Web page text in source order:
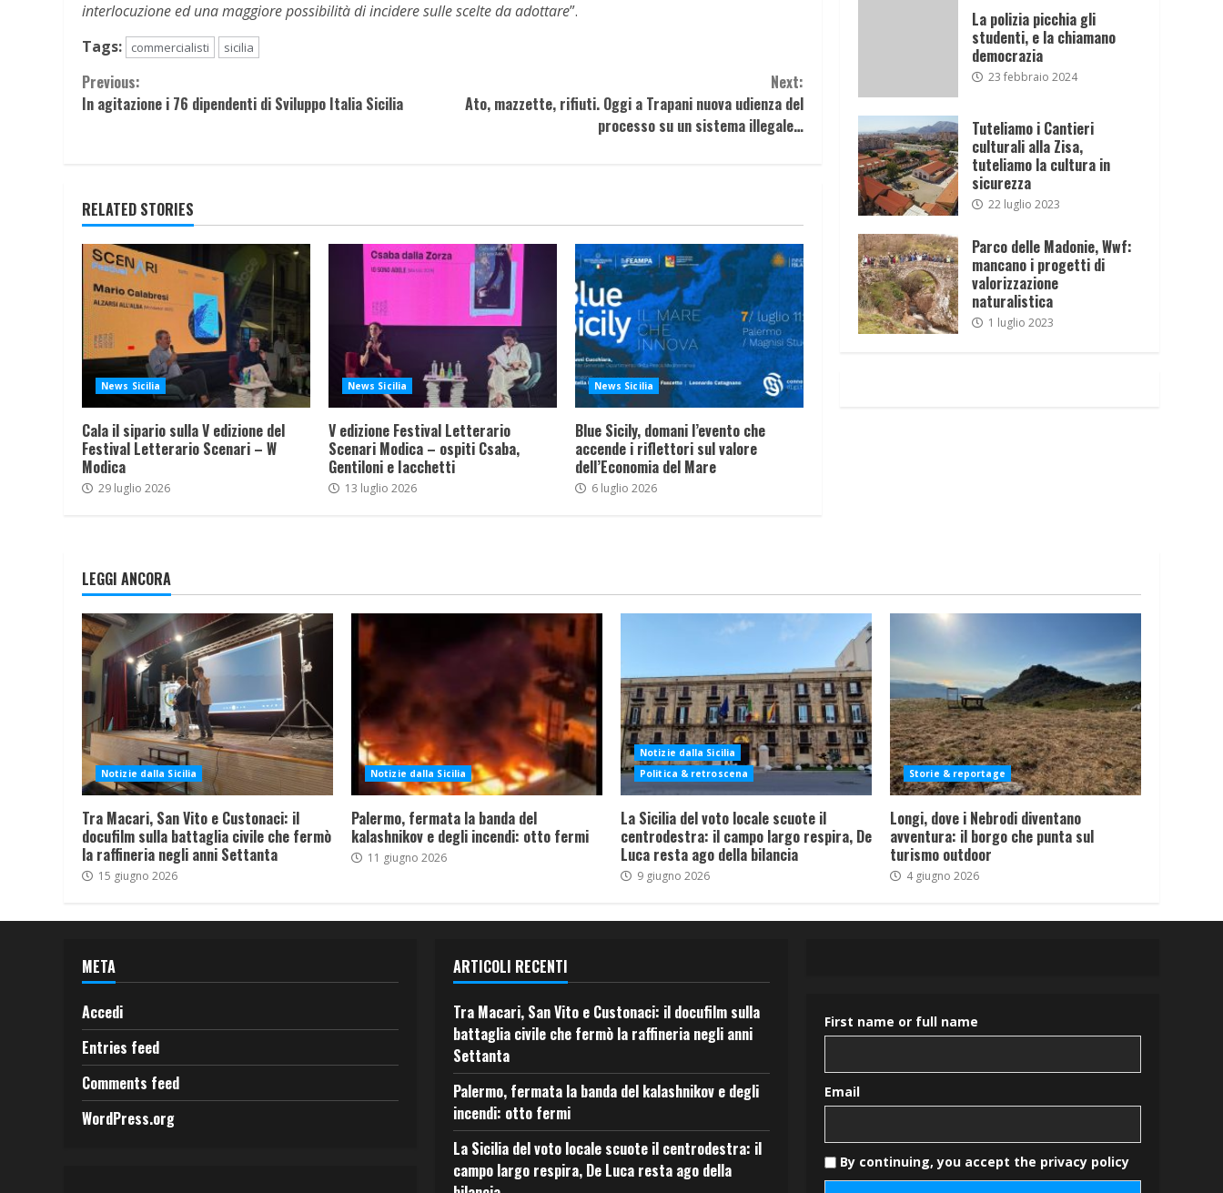
interlocuzione ed una maggiore possibilità di incidere sulle scelte da adottare”.
Tags:
commercialisti sicilia
Continue
Reading
Previous:
In agitazione i 76 dipendenti di Sviluppo Italia Sicilia
Next:
Ato, mazzette, rifiuti. Oggi a Trapani nuova udienza del
processo su un sistema illegale…
RELATED STORIES
News Sicilia
Cala il sipario sulla V edizione del
Festival Letterario Scenari – W
Modica
29 luglio 2026
News Sicilia
V edizione Festival Letterario
Scenari Modica – ospiti Csaba,
Gentiloni e Iacchetti
13 luglio 2026
News Sicilia
Blue Sicily, domani l’evento che
accende i riflettori sul valore
dell’Economia del Mare
6 luglio 2026
La polizia picchia gli
studenti, e la chiamano
democrazia
23 febbraio 2024
Tuteliamo i Cantieri
culturali alla Zisa,
tuteliamo la cultura in
sicurezza
22 luglio 2023
Parco delle Madonie, Wwf:
mancano i progetti di
valorizzazione
naturalistica
1 luglio 2023
LEGGI ANCORA
Notizie dalla Sicilia
Tra Macari, San Vito e Custonaci: il
docufilm sulla battaglia civile che fermò
la raffineria negli anni Settanta
15 giugno 2026
Notizie dalla Sicilia
Palermo, fermata la banda del
kalashnikov e degli incendi: otto fermi
11 giugno 2026
Notizie dalla Sicilia
Politica & retroscena
La Sicilia del voto locale scuote il
centrodestra: il campo largo respira, De
Luca resta ago della bilancia
9 giugno 2026
Storie & reportage
Longi, dove i Nebrodi diventano
avventura: il borgo che punta sul
turismo outdoor
4 giugno 2026
META
Accedi
Entries feed
Comments feed
WordPress.org
ARTICOLI RECENTI
Tra Macari, San Vito e Custonaci: il docufilm sulla
battaglia civile che fermò la raffineria negli anni
Settanta
Palermo, fermata la banda del kalashnikov e degli
incendi: otto fermi
La Sicilia del voto locale scuote il centrodestra: il
campo largo respira, De Luca resta ago della
First name or full name
Email
By continuing, you accept the privacy policy